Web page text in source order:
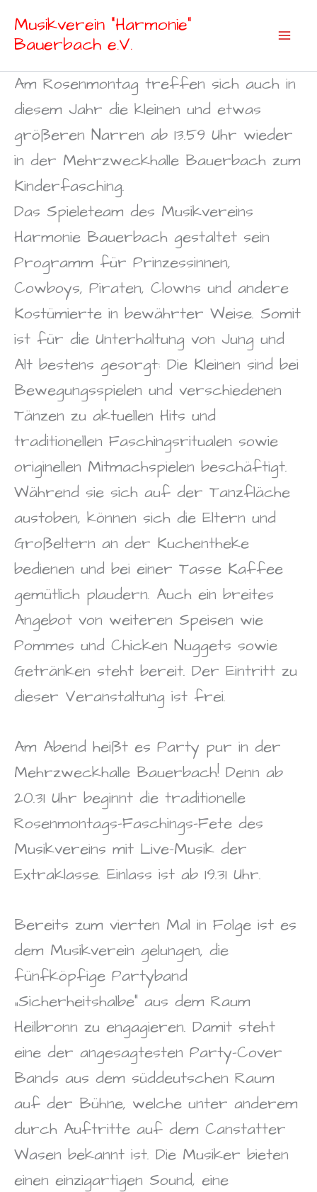
Inhalt
Musikverein "Harmonie"
Bauerbach e.V.
Am Rosenmontag treffen sich auch in
diesem Jahr die kleinen und etwas
größeren Narren ab 13.59 Uhr wieder
in der Mehrzweckhalle Bauerbach zum
Kinderfasching.
Das Spieleteam des Musikvereins
Harmonie Bauerbach gestaltet sein
Programm für Prinzessinnen,
Cowboys, Piraten, Clowns und andere
Kostümierte in bewährter Weise. Somit
ist für die Unterhaltung von Jung und
Alt bestens gesorgt: Die Kleinen sind bei
Bewegungsspielen und verschiedenen
Tänzen zu aktuellen Hits und
traditionellen Faschingsritualen sowie
originellen Mitmachspielen beschäftigt.
Während sie sich auf der Tanzfläche
austoben, können sich die Eltern und
Großeltern an der Kuchentheke
bedienen und bei einer Tasse Kaffee
gemütlich plaudern. Auch ein breites
Angebot von weiteren Speisen wie
Pommes und Chicken Nuggets sowie
Getränken steht bereit. Der Eintritt zu
dieser Veranstaltung ist frei.
Am Abend heißt es Party pur in der
Mehrzweckhalle Bauerbach! Denn ab
20.31 Uhr beginnt die traditionelle
Rosenmontags-Faschings-Fete des
Musikvereins mit Live-Musik der
Extraklasse. Einlass ist ab 19.31 Uhr.
Bereits zum vierten Mal in Folge ist es
dem Musikverein gelungen, die
fünfköpfige Partyband
„Sicherheitshalbe“ aus dem Raum
Heilbronn zu engagieren. Damit steht
eine der angesagtesten Party-Cover
Bands aus dem süddeutschen Raum
auf der Bühne, welche unter anderem
durch Auftritte auf dem Canstatter
Wasen bekannt ist. Die Musiker bieten
einen einzigartigen Sound, eine